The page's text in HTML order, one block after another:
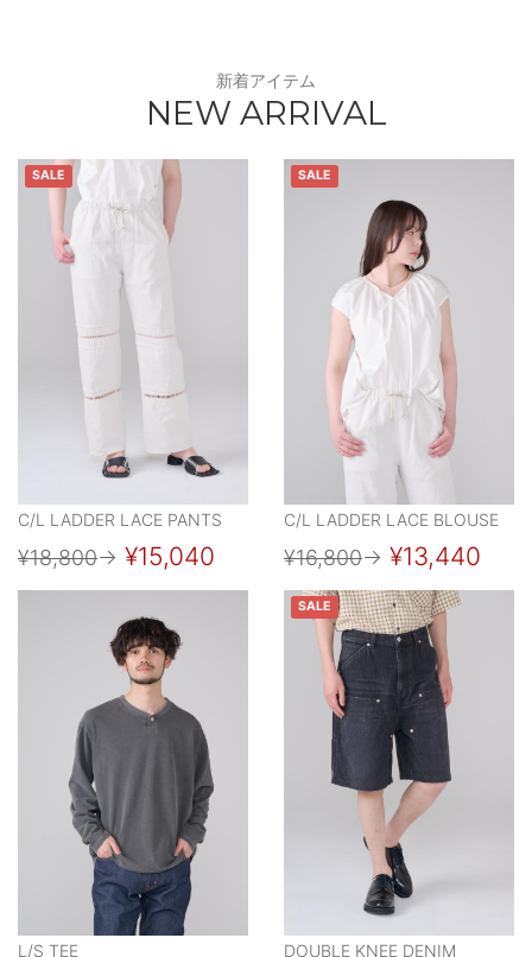
新着アイテム
NEW ARRIVAL
SALE
C/L LADDER LACE PANTS
¥18,800→ ¥15,040
SALE
C/L LADDER LACE BLOUSE
¥16,800→ ¥13,440
L/S TEE
SALE
DOUBLE KNEE DENIM